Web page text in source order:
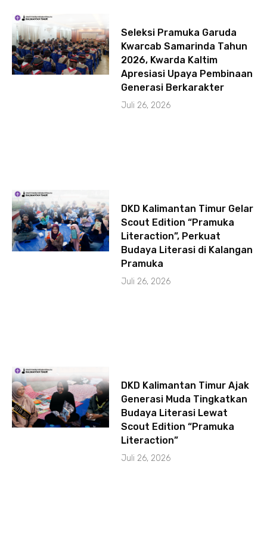
Seleksi Pramuka Garuda
Kwarcab Samarinda Tahun
2026, Kwarda Kaltim
Apresiasi Upaya Pembinaan
Generasi Berkarakter
Juli 26, 2026
DKD Kalimantan Timur Gelar
Scout Edition “Pramuka
Literaction”, Perkuat
Budaya Literasi di Kalangan
Pramuka
Juli 26, 2026
DKD Kalimantan Timur Ajak
Generasi Muda Tingkatkan
Budaya Literasi Lewat
Scout Edition “Pramuka
Literaction”
Juli 26, 2026